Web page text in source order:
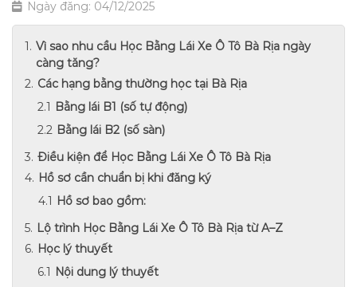
Ngày đăng: 04/12/2025
Vì sao nhu cầu Học Bằng Lái Xe Ô Tô Bà Rịa ngày
càng tăng?
Các hạng bằng thường học tại Bà Rịa
Bằng lái B1 (số tự động)
Bằng lái B2 (số sàn)
Điều kiện để Học Bằng Lái Xe Ô Tô Bà Rịa
Hồ sơ cần chuẩn bị khi đăng ký
Hồ sơ bao gồm:
Lộ trình Học Bằng Lái Xe Ô Tô Bà Rịa từ A–Z
Học lý thuyết
Nội dung lý thuyết